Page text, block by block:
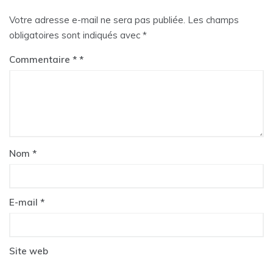
Votre adresse e-mail ne sera pas publiée. Les champs
obligatoires sont indiqués avec *
Commentaire *
Nom *
E-mail *
Site web